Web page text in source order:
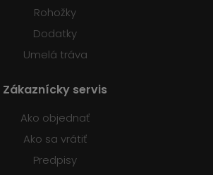
Rohožky
Dodatky
Umelá tráva
Zákaznícky servis
Ako objednať
Ako sa vrátiť
Predpisy